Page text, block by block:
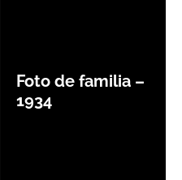
Foto de familia –
1934